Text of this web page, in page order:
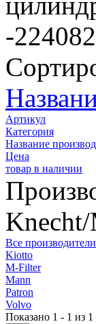
-224082
Артикул
Категория
Название
Цена
товар в наличии
Все производители
Kiotto
M-Filter
Mann
Patron
Volvo
Показано 1 - 1 из 1